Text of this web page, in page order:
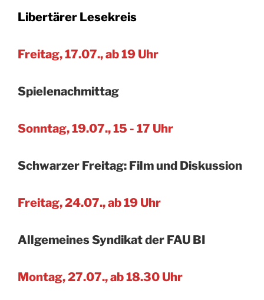
Libertärer Lesekreis
Freitag, 17.07., ab 19 Uhr
Spielenachmittag
Sonntag, 19.07., 15 - 17 Uhr
Schwarzer Freitag: Film und Diskussion
Freitag, 24.07., ab 19 Uhr
Allgemeines Syndikat der FAU BI
Montag, 27.07., ab 18.30 Uhr